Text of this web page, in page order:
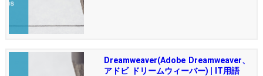
Dreamweaver(Adobe Dreamweaver、
アドビ ドリームウィーバー) | IT用語